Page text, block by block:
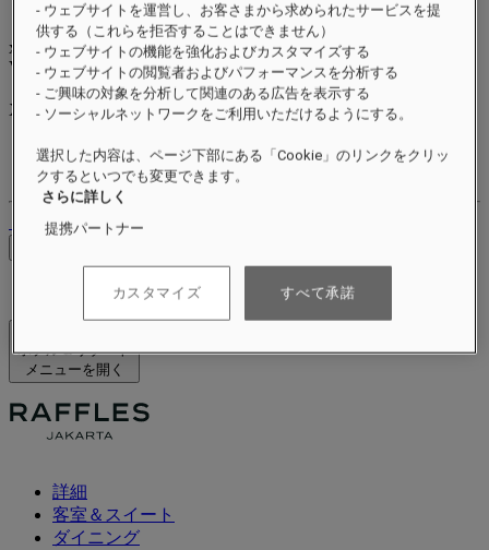
xxxxxxxx
Valid untilxx/xx/xxxx
リワードポイント
XXXpts
ロイヤルティアカウント
ご予約
ログアウト
ホテル＆リゾート
メニューを開く
詳細
客室＆スイート
ダイニング
- ウェブサイトを運営し、お客さまから求められたサービスを提
供する（これらを拒否することはできません）
- ウェブサイトの機能を強化およびカスタマイズする
- ウェブサイトの閲覧者およびパフォーマンスを分析する
- ご興味の対象を分析して関連のある広告を表示する
- ソーシャルネットワークをご利用いただけるようにする。
選択した内容は、ページ下部にある「Cookie」のリンクをクリッ
クするといつでも変更できます。
さらに詳しく
提携パートナー
カスタマイズ すべて承諾